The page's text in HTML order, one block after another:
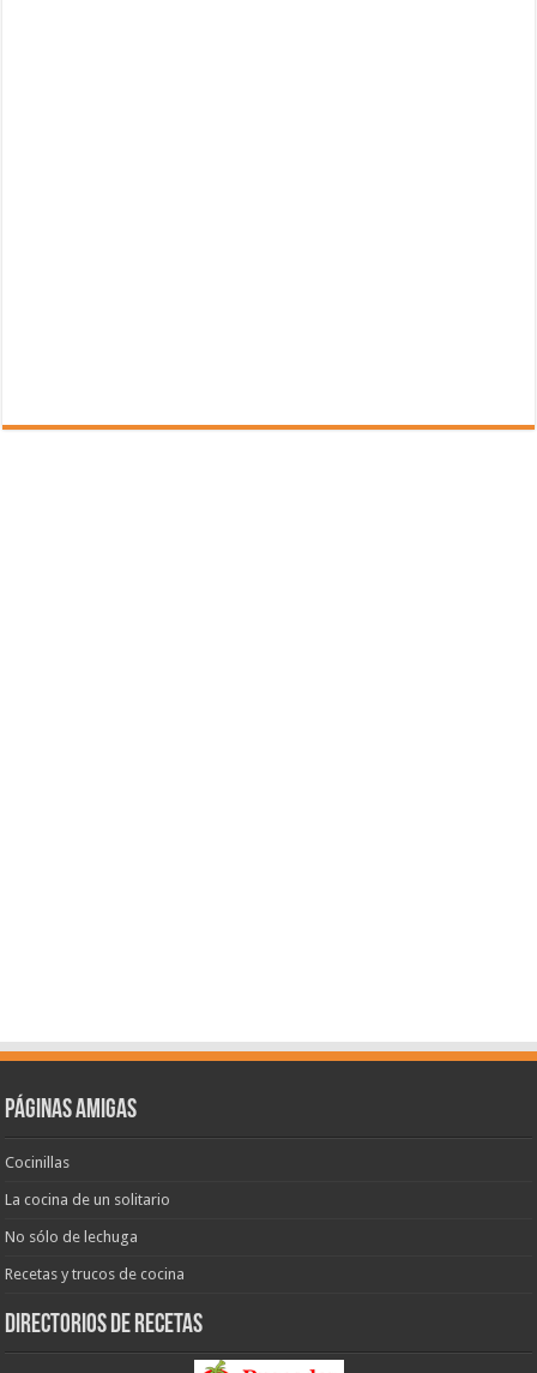
Páginas amigas
Cocinillas
La cocina de un solitario
No sólo de lechuga
Recetas y trucos de cocina
Directorios de recetas